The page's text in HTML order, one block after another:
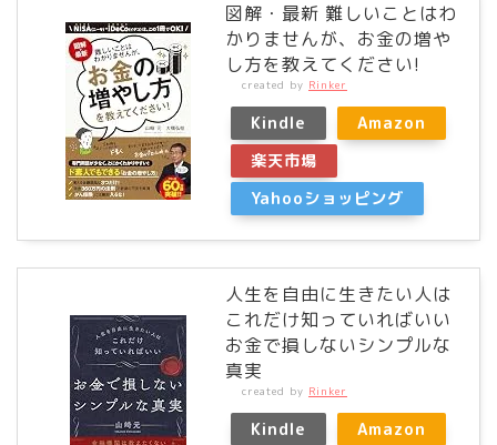
図解・最新 難しいことはわ
かりませんが、お金の増や
し方を教えてください!
created by Rinker
Kindle
Amazon
楽天市場
Yahooショッピング
人生を自由に生きたい人は
これだけ知っていればいい
お金で損しないシンプルな
真実
created by Rinker
Kindle
Amazon